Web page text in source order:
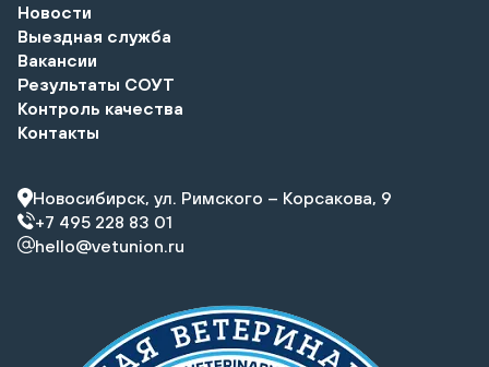
Новости
Выездная служба
Вакансии
Результаты СОУТ
Контроль качества
Контакты
Новосибирск, ул. Римского – Корсакова, 9
+7 495 228 83 01
hello@vetunion.ru